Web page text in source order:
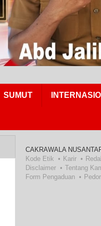
SUMUT
CAKRAWALA
Kode Etik
Karir
Disclaimer
Tentang
Form Pengaduan